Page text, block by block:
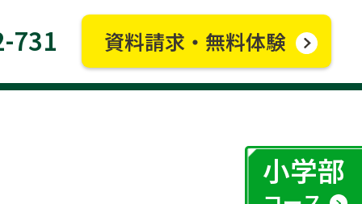
731 資料請求・無料体験
小学部